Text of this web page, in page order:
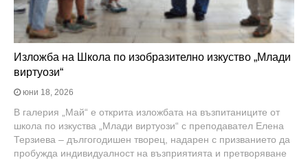
Изложба на Школа по изобразително изкуство „Млади
виртуози“
юни 18, 2026
В галерия „Май“ е открита изложбата на възпитаниците от
школа по изкуства „Млади виртуози“ с преподавател Елена
Терзиева – дългогодишен творец, надарен с призванието да
пробужда индивидуалност на възприятията и претворяване